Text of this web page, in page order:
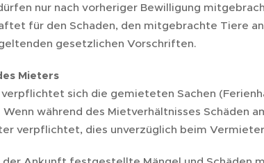
nur nach vorheriger Bewilligung
für den Schaden, den mitgebrachte Tiere
gesetzlichen Vorschriften.
Mieters
sich die gemieteten Sachen
Wenn während des Mietverhältnisses Schäden
verpflichtet, dies unverzüglich beim